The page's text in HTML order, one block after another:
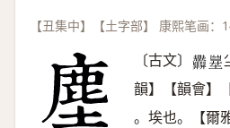
【丑集中】【土字部】 康熙笔画：
〔古文〕 𦧄 𡐪
韻】【韻會】
。埃也。【爾